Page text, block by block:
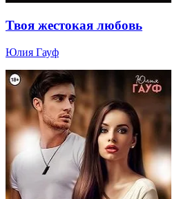
Твоя жестокая любовь
Юлия Гауф